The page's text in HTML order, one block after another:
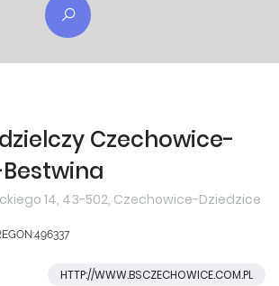
Czechowice-
14, 43-502, Czechowice-Dziedzice
HTTP://WWW.BSCZECHOWICE.COM.PL